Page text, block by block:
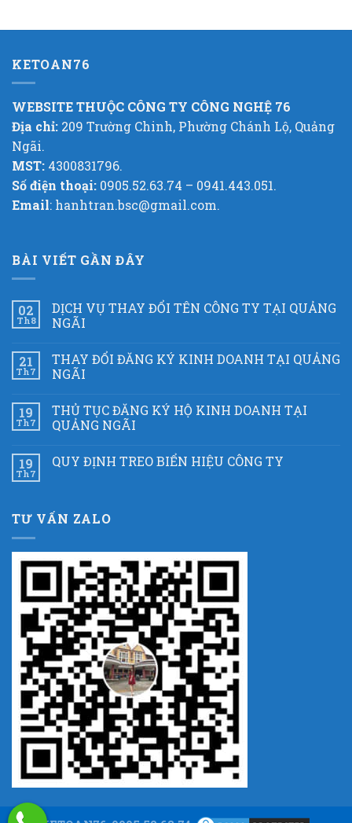
KETOAN76
WEBSITE THUỘC CÔNG TY CÔNG NGHỆ 76
Địa chỉ: 209 Trường Chinh, Phường Chánh Lộ, Quảng
Ngãi.
MST: 4300831796.
Số điện thoại: 0905.52.63.74 – 0941.443.051.
Email: hanhtran.bsc@gmail.com.
BÀI VIẾT GẦN ĐÂY
02
Th8
DỊCH VỤ THAY ĐỔI TÊN CÔNG TY TẠI QUẢNG
NGÃI
21
Th7
THAY ĐỔI ĐĂNG KÝ KINH DOANH TẠI QUẢNG
NGÃI
19
Th7
THỦ TỤC ĐĂNG KÝ HỘ KINH DOANH TẠI
QUẢNG NGÃI
19
Th7
QUY ĐỊNH TREO BIỂN HIỆU CÔNG TY
TƯ VẤN ZALO